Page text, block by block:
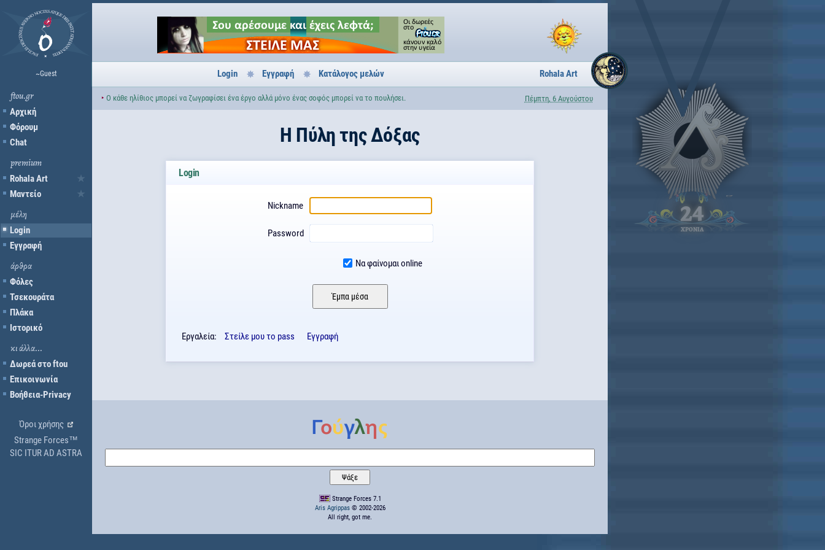
~Guest
ftou.gr
Αρχική
Φόρουμ
Chat
premium
Rohala Art
Μαντείο
μέλη
Login
Εγγραφή
άρθρα
Φόλες
Τσεκουράτα
Πλάκα
Ιστορικό
κι άλλα...
Δωρεά στο ftou
Επικοινωνία
Βοήθεια-Privacy
Όροι χρήσης
Strange Forces™
SIC ITUR AD ASTRA
Login Εγγραφή Κατάλογος μελών Rohala Art
‣ Ο κάθε ηλίθιος μπορεί να ζωγραφίσει ένα έργο αλλά μόνο ένας σοφός μπορεί να το πουλήσει. Πέμπτη, 6 Αυγούστου
H Πύλη της Δόξας
Login
Nickname
Password
Να φαίνομαι online
Εργαλεία: Στείλε μου το pass Εγγραφή
Strange Forces 7.1
Aris Agrippas© 2002-2026
All right, got me.
24
ΧΡΟΝΙΑ